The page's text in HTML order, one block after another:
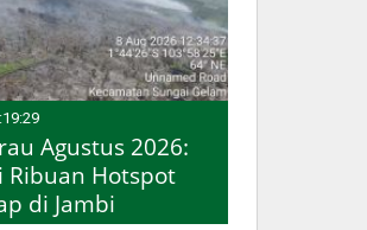
Agustus 2026:
Ribuan Hotspot
di Jambi